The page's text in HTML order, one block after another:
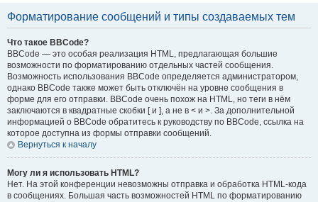
Форматирование сообщений и типы создаваемых тем
Что такое BBCode?
BBCode — это особая реализация HTML, предлагающая большие
возможности по форматированию отдельных частей сообщения.
Возможность использования BBCode определяется администратором,
однако BBCode также может быть отключён на уровне сообщения в
форме для его отправки. BBCode очень похож на HTML, но теги в нём
заключаются в квадратные скобки [ и ], а не в < и >. За дополнительной
информацией о BBCode обратитесь к руководству по BBCode, ссылка на
которое доступна из формы отправки сообщений.
Вернуться к началу
Могу ли я использовать HTML?
Нет. На этой конференции невозможны отправка и обработка HTML-кода
в сообщениях. Большая часть возможностей HTML по форматированию